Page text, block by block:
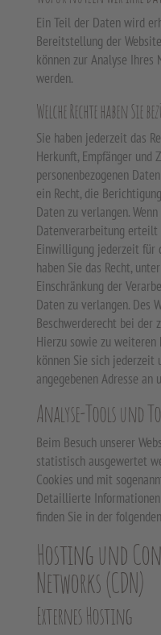
Ein Teil der Daten wird
Bereitstellung der
können zur Analyse
werden.
Welche Rechte haben Sie
Sie haben jederzeit das
Herkunft, Empfänger und
personenbezogenen
ein Recht, die
Daten zu verlangen.
Datenverarbeitung erteilt
Einwilligung jederzeit für
haben Sie das Recht,
Einschränkung der
Daten zu verlangen. Des
Beschwerderecht bei der
Hierzu sowie zu weiteren
können Sie sich jederzeit
angegebenen Adresse an
Analyse-Tools und
Beim Besuch unserer
statistisch ausgewertet
Cookies und mit
Detaillierte
finden Sie in der
Hosting und
Networks (CDN)
Externes Hosting